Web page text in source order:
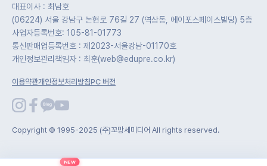
대표이사 : 최남호
(06224) 서울 강남구 논현로 76길 27 (역삼동, 에이포스페이스빌딩) 5층
사업자등록번호: 105-81-01773
통신판매업등록번호 : 제2023-서울강남-01170호
개인정보관리책임자 : 최훈(web@edupre.co.kr)
이용약관개인정보처리방침PC 버전
Copyright © 1995-2025 (주)꼬망세미디어 All rights reserved.
NEW